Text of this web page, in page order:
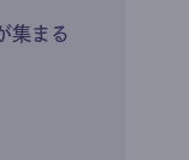
集まる